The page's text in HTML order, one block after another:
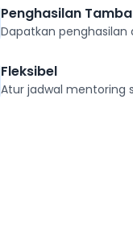
Penghasilan
Dapatkan penghasilan
Fleksibel
Atur jadwal mentoring